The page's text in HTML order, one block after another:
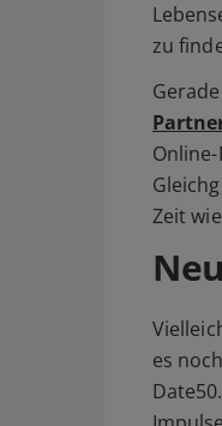
zu
Zeit
es